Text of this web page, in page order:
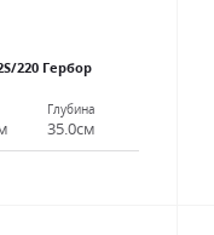
220 Гербор
Глубина
35.0см